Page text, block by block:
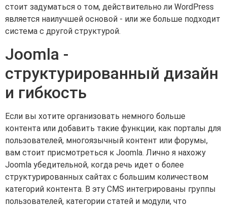
стоит задуматься о том, действительно ли WordPress
является наилучшей основой - или же больше подходит
система с другой структурой.
Joomla -
структурированный дизайн
и гибкость
Если вы хотите организовать немного больше
контента или добавить такие функции, как порталы для
пользователей, многоязычный контент или форумы,
вам стоит присмотреться к Joomla. Лично я нахожу
Joomla убедительной, когда речь идет о более
структурированных сайтах с большим количеством
категорий контента. В эту CMS интегрированы группы
пользователей, категории статей и модули, что